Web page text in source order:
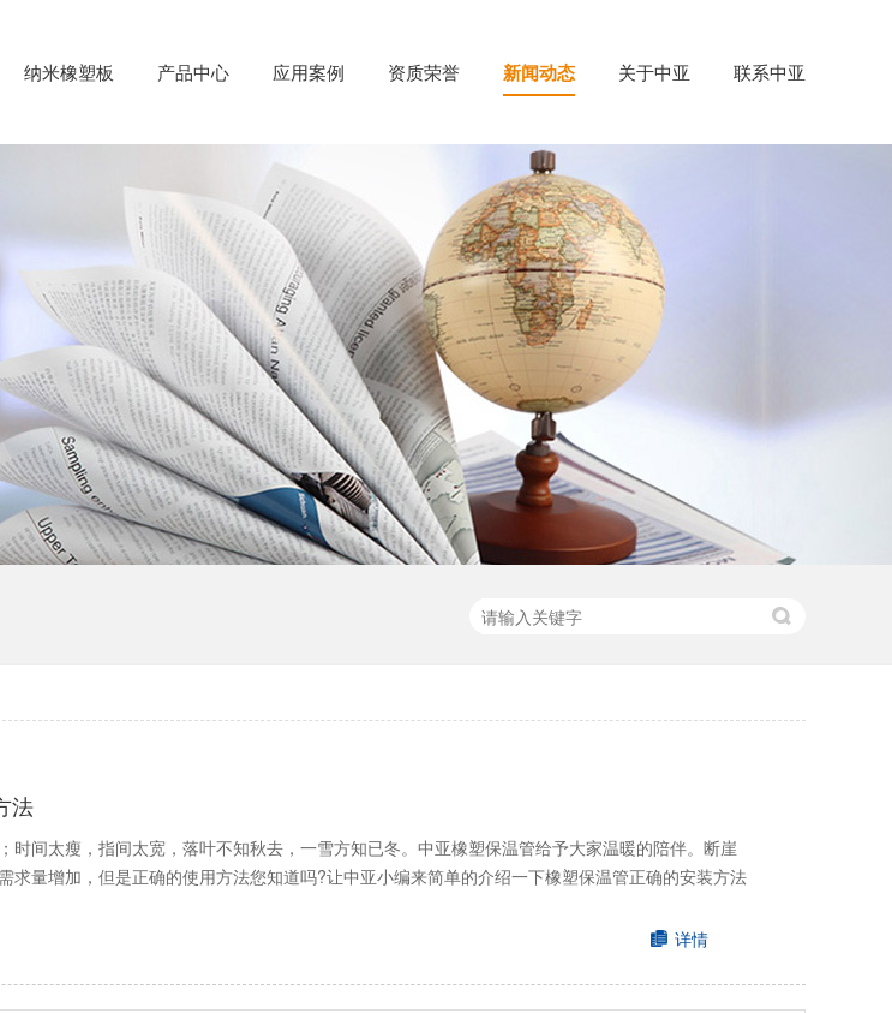
纳米橡塑板 产品中心 应用案例 资质荣誉 新闻动态 关于中亚 联系中亚
法
时间太瘦，指间太宽，落叶不知秋去，一雪方知已冬。中亚橡塑保温管给予大家温暖的陪伴。断崖
求量增加，但是正确的使用方法您知道吗?让中亚小编来简单的介绍一下橡塑保温管正确的安装方法
详情